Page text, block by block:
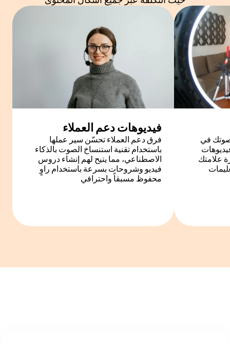
فيديوهات دعم العملاء
فرق دعم العملاء تحسّن سير عملها
باستخدام تقنية استنساخ الصوت بالذكاء
الاصطناعي، مما يتيح لهم إنشاء دروس
فيديو وشروحات بسرعة باستخدام راوٍ
محفوظ مسبقاً واحترافي
في
علامتك